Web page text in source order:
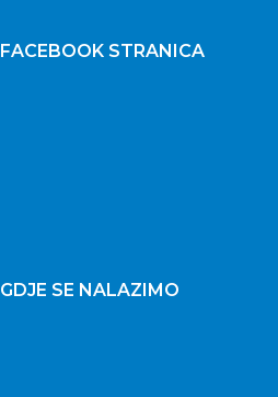
FACEBOOK STRANICA
GDJE SE NALAZIMO